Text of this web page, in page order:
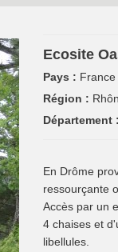
Ecosite
Pays : France
Région :
Département :
En Drôme
ressourçante
Accès par un
4 chaises et
libellules.